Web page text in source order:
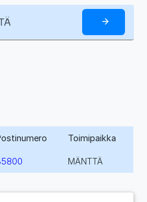
Toimipaikka
MÄNTTÄ